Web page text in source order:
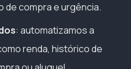
compra e urgência.
: automatizamos a
renda, histórico de